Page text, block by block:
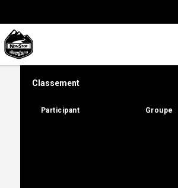
Classement
Participant Groupe
Participant Groupe